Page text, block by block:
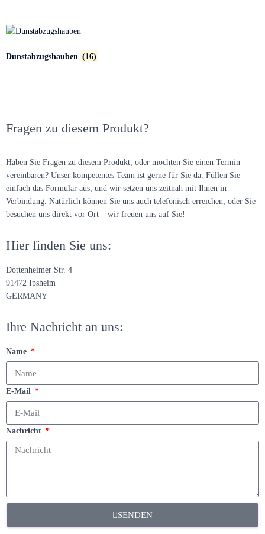
Dunstabzugshauben (16)
Fragen zu diesem Produkt?
Haben Sie Fragen zu diesem Produkt, oder möchten Sie einen Termin
vereinbaren? Unser kompetentes Team ist gerne für Sie da. Füllen Sie
einfach das Formular aus, und wir setzen uns zeitnah mit Ihnen in
Verbindung. Natürlich können Sie uns auch telefonisch erreichen, oder Sie
besuchen uns direkt vor Ort – wir freuen uns auf Sie!
Hier finden Sie uns:
Dottenheimer Str. 4
91472 Ipsheim
GERMANY
Ihre Nachricht an uns:
Name
E-Mail
Nachricht
SENDEN